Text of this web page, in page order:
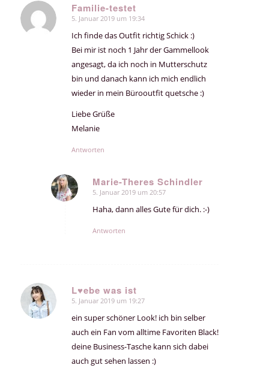
Familie-testet
sagte:
5. Januar 2019 um 19:34
Ich finde das Outfit richtig Schick :)
Bei mir ist noch 1 Jahr der Gammellook
angesagt, da ich noch in Mutterschutz
bin und danach kann ich mich endlich
wieder in mein Bürooutfit quetsche :)
Liebe Grüße
Melanie
Antworten
Marie-Theres Schindler
sagte:
5. Januar 2019 um 20:57
Haha, dann alles Gute für dich. :-)
Antworten
L♥ebe was ist
sagte:
5. Januar 2019 um 19:27
ein super schöner Look! ich bin selber
auch ein Fan vom alltime Favoriten Black!
deine Business-Tasche kann sich dabei
auch gut sehen lassen :)